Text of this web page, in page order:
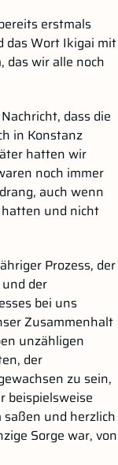
erstmals
das Wort Ikigai mit
das wir alle noch
dass die
in Konstanz
hatten wir
noch immer
auch wenn
und nicht
Prozess, der
der
bei uns
Zusammenhalt
unzähligen
der
zu sein,
beispielsweise
und herzlich
Sorge war, von